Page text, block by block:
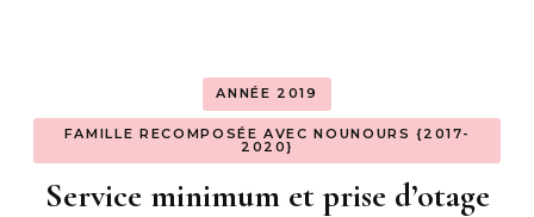
ANNÉE 2019
FAMILLE RECOMPOSÉE AVEC NOUNOURS {2017-
2020}
Service minimum et prise d’otage